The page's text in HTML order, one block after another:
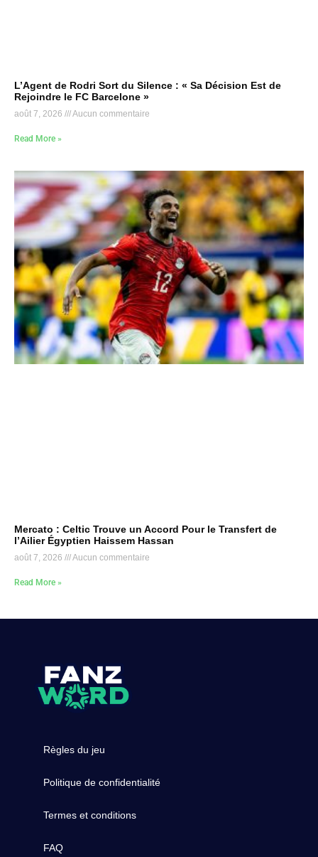
L’Agent de Rodri Sort du Silence : « Sa Décision Est de
Rejoindre le FC Barcelone »
août 7, 2026 Aucun commentaire
Read More »
Mercato : Celtic Trouve un Accord Pour le Transfert de
l’Ailier Égyptien Haissem Hassan
août 7, 2026 Aucun commentaire
Read More »
Règles du jeu
Politique de confidentialité
Termes et conditions
FAQ